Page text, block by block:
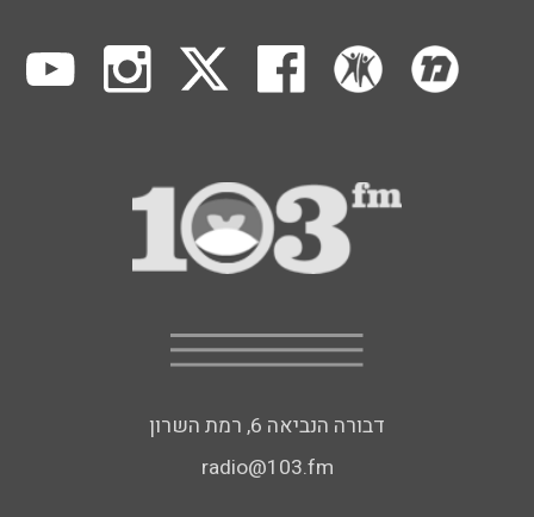
דבורה הנביאה 6, רמת השרון
radio@103.fm